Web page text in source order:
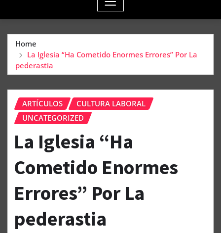
Home
La Iglesia “Ha Cometido Enormes Errores” Por La
pederastia
ARTÍCULOS
CULTURA LABORAL
UNCATEGORIZED
La Iglesia “Ha
Cometido Enormes
Errores” Por La
pederastia